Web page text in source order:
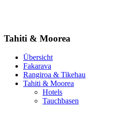
Tahiti & Moorea
Übersicht
Fakarava
Rangiroa & Tikehau
Tahiti & Moorea
Hotels
Tauchbasen